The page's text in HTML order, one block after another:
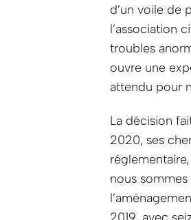
d’un voile de
l’association
troubles
ouvre une
attendu pour
La décision
2020, ses
nous